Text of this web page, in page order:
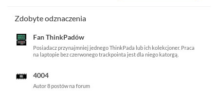
Zdobyte odznaczenia
Fan ThinkPadów
Posiadacz przynajmniej jednego ThinkPada lub ich kolekcjoner. Praca
na laptopie bez czerwonego trackpointa jest dla niego katorgą.
4004
Autor 8 postów na forum